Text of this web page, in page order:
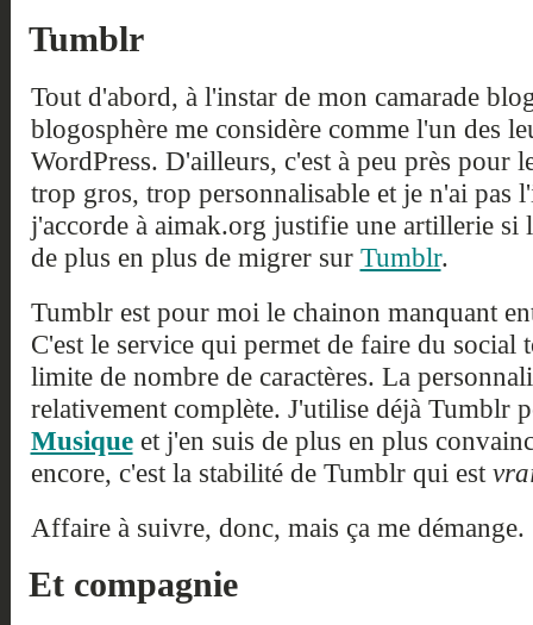
Tumblr
Tout d'abord, à l'instar de mon camarade
blogosphère me considère comme l'un des
WordPress. D'ailleurs, c'est à peu près pour
trop gros, trop personnalisable et je n'ai pas
j'accorde à aimak.org justifie une artillerie
de plus en plus de migrer sur Tumblr.
Tumblr est pour moi le chainon manquant
C'est le service qui permet de faire du social
limite de nombre de caractères. La
relativement complète. J'utilise déjà Tumblr
Musiqueet j'en suis de plus en plus
encore, c'est la stabilité de Tumblr qui est
Affaire à suivre, donc, mais ça me démange.
Et compagnie